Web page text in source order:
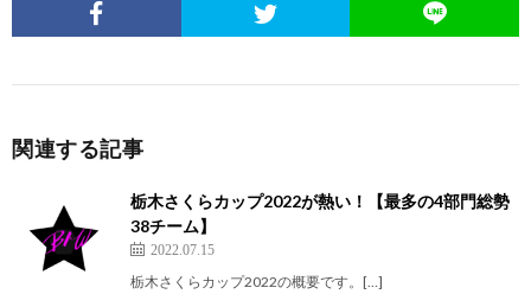
関連する記事
栃木さくらカップ2022が熱い！【最多の4部門総勢
38チーム】
2022.07.15
栃木さくらカップ2022の概要です。[…]